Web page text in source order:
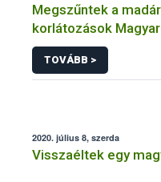
Megszűntek a
korlátozások
TOVÁBB >
2020. július 8, szerda
Visszaéltek egy